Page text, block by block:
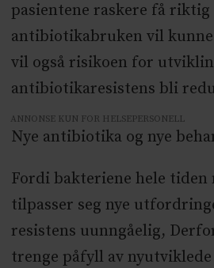
pasientene raskere få
antibiotikabruken vil kunne
vil også risikoen for
antibiotikaresistens bli
ANNONSE KUN FOR HELSEPERSONELL
Nye antibiotika og nye
Fordi bakteriene hele tiden
tilpasser seg nye
resistens uunngåelig,
trenge påfyll av